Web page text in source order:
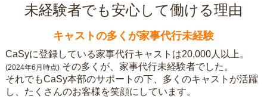
未経験者でも安心して働ける理由
キャストの多くが家事代行未経験
CaSyに登録している家事代行キャストは20,000人以上。
(2024年6月時点) その多くが、家事代行未経験者でした。
それでもCaSy本部のサポートの下、多くのキャストが活躍
し、たくさんのお客様を笑顔にしています。